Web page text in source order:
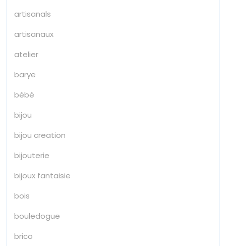
artisanals
artisanaux
atelier
barye
bébé
bijou
bijou creation
bijouterie
bijoux fantaisie
bois
bouledogue
brico